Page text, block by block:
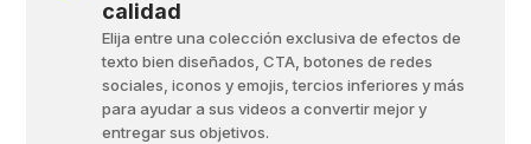
calidad
Elija entre una colección exclusiva de efectos de
texto bien diseñados, CTA, botones de redes
sociales, iconos y emojis, tercios inferiores y más
para ayudar a sus videos a convertir mejor y
entregar sus objetivos.